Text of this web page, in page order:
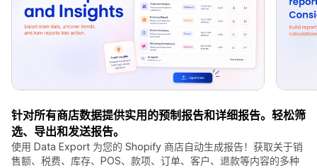
针对所有商店数据提供实用的预制报告和详细报告。轻松筛
选、导出和发送报告。
使用 Data Export 为您的 Shopify 商店自动生成报告！获取关于销
售额、税费、库存、POS、款项、订单、客户、退款等内容的多种